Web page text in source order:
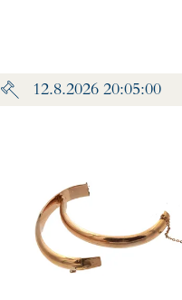
12.8.2026 20:05:00